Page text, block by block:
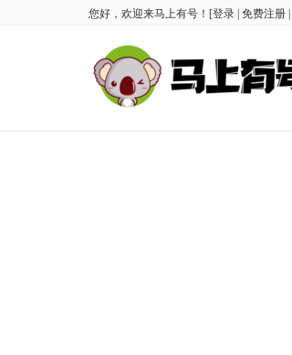
您好，欢迎来马上有号！[登录 免费注册